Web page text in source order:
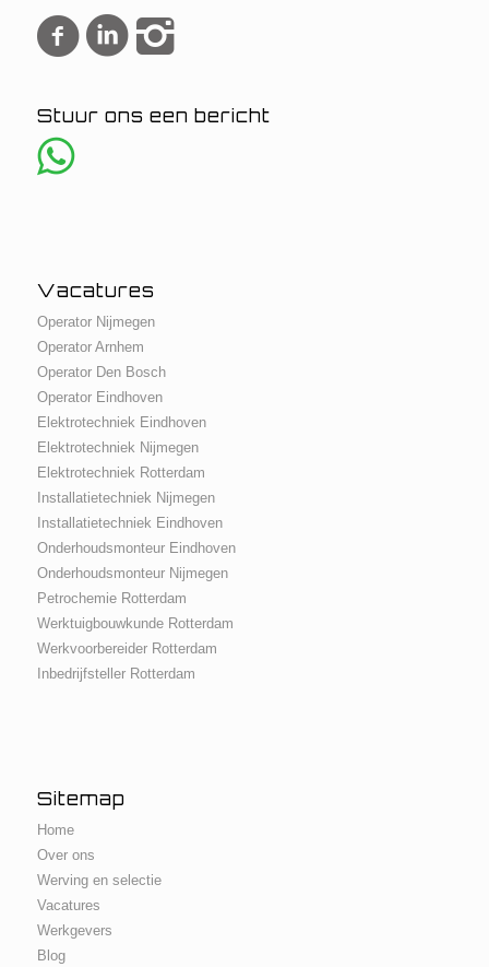
Stuur ons een bericht
Vacatures
Operator Nijmegen
Operator Arnhem
Operator Den Bosch
Operator Eindhoven
Elektrotechniek Eindhoven
Elektrotechniek Nijmegen
Elektrotechniek Rotterdam
Installatietechniek Nijmegen
Installatietechniek Eindhoven
Onderhoudsmonteur Eindhoven
Onderhoudsmonteur Nijmegen
Petrochemie Rotterdam
Werktuigbouwkunde Rotterdam
Werkvoorbereider Rotterdam
Inbedrijfsteller Rotterdam
Sitemap
Home
Over ons
Werving en selectie
Vacatures
Werkgevers
Blog